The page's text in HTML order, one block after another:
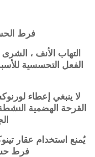
فرط
التهاب الأنف ، الشرى
الفعل التحسسية
لا ينبغي إعطاء
القرحة الهضمية
يُمنع استخدام عقار
فرط